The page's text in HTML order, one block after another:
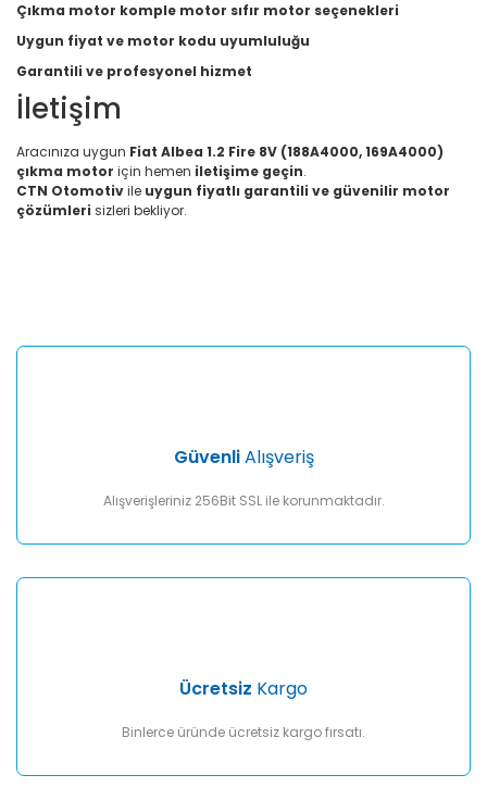
Çıkma motor komple motor sıfır motor seçenekleri
Uygun fiyat ve motor kodu uyumluluğu
Garantili ve profesyonel hizmet
İletişim
Aracınıza uygun Fiat Albea 1.2 Fire 8V (188A4000, 169A4000)
çıkma motor için hemen iletişime geçin.
CTN Otomotivile uygun fiyatlı garantili ve güvenilir motor
çözümleri sizleri bekliyor.
Yorum Yaz
Ürün fiyatı diğer sitelerden daha pahalı.
GüvenliAlışveriş
Alışverişleriniz 256Bit SSL ile korunmaktadır.
Ücretsiz Kargo
Binlerce üründe ücretsiz kargo fırsatı.